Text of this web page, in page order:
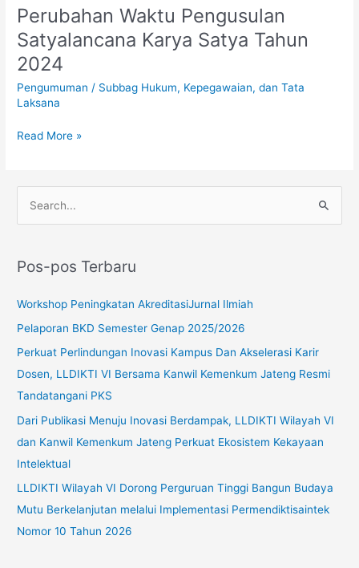
Perubahan Waktu Pengusulan
Satyalancana Karya Satya Tahun
2024
Pengumuman / Subbag Hukum, Kepegawaian, dan Tata
Laksana
Perubahan
Waktu
Pengusulan
Satyalancana
Karya
Satya
2024
Read More »
i
u
k
:
Pos-pos Terbaru
Workshop Peningkatan AkreditasiJurnal Ilmiah
Pelaporan BKD Semester Genap 2025/2026
Perkuat Perlindungan Inovasi Kampus Dan Akselerasi Karir
Dosen, LLDIKTI VI Bersama Kanwil Kemenkum Jateng Resmi
Tandatangani PKS
Dari Publikasi Menuju Inovasi Berdampak, LLDIKTI Wilayah VI
dan Kanwil Kemenkum Jateng Perkuat Ekosistem Kekayaan
Intelektual
LLDIKTI Wilayah VI Dorong Perguruan Tinggi Bangun Budaya
Mutu Berkelanjutan melalui Implementasi Permendiktisaintek
Nomor 10 Tahun 2026